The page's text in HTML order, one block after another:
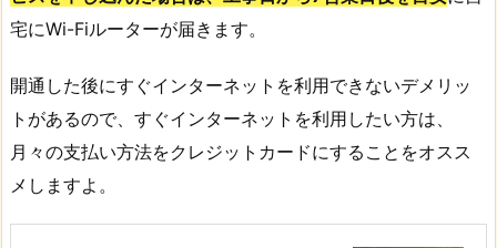
宅にWi-Fiルーターが届きます。
開通した後にすぐインターネットを利用できないデメリッ
トがあるので、すぐインターネットを利用したい方は、
月々の支払い方法をクレジットカードにすることをオスス
メしますよ。